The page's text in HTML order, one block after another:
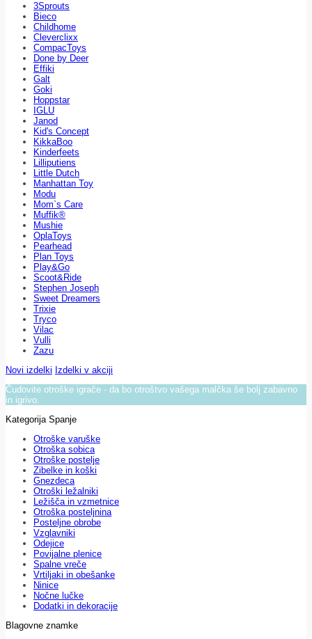
3Sprouts
Bieco
Childhome
Cleverclixx
CompacToys
Done by Deer
Effiki
Galt
Goki
Hoppstar
IGLU
Janod
Kid's Concept
KikkaBoo
Kinderfeets
Lilliputiens
Little Dutch
Manhattan Toy
Modu
Mom`s Care
Muffik®
Mushie
OplaToys
Pearhead
Plan Toys
Play&Go
Scoot&Ride
Stephen Joseph
Sweet Dreamers
Trixie
Tryco
Vilac
Vulli
Zazu
Novi izdelki Izdelki v akciji
Čudovite otroške igrače - da bo otroštvo vašega malčka še bolj zabavno
in igrivo.
Kategorija Spanje
Otroške varuške
Otroška sobica
Otroške postelje
Zibelke in koški
Gnezdeca
Otroški ležalniki
Ležišča in vzmetnice
Otroška posteljnina
Posteljne obrobe
Vzglavniki
Odejice
Povijalne plenice
Spalne vreče
Vrtiljaki in obešanke
Ninice
Nočne lučke
Dodatki in dekoracije
Blagovne znamke